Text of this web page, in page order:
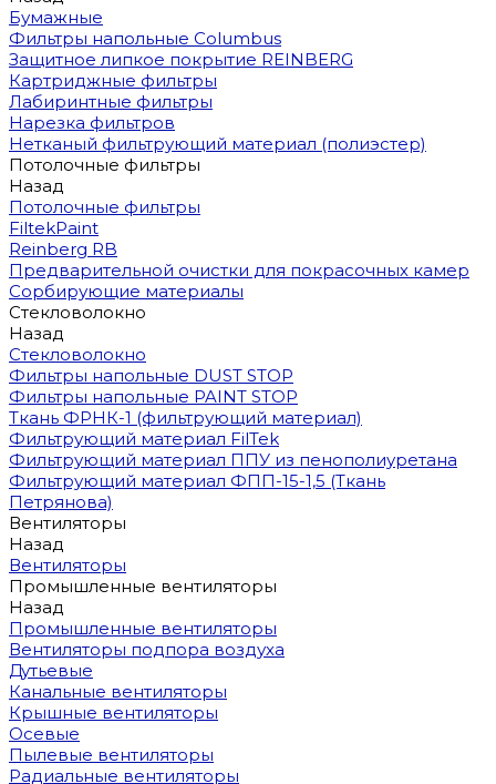
Бумажные
Фильтры напольные Columbus
Защитное липкое покрытие REINBERG
Картриджные фильтры
Лабиринтные фильтры
Нарезка фильтров
Нетканый фильтрующий материал (полиэстер)
Потолочные фильтры
Назад
Потолочные фильтры
FiltekPaint
Reinberg RB
Предварительной очистки для покрасочных камер
Сорбирующие материалы
Стекловолокно
Назад
Стекловолокно
Фильтры напольные DUST STOP
Фильтры напольные PAINT STOP
Ткань ФРНК-1 (фильтрующий материал)
Фильтрующий материал FilTek
Фильтрующий материал ППУ из пенополиуретана
Фильтрующий материал ФПП-15-1,5 (Ткань
Петрянова)
Вентиляторы
Назад
Вентиляторы
Промышленные вентиляторы
Назад
Промышленные вентиляторы
Вентиляторы подпора воздуха
Дутьевые
Канальные вентиляторы
Крышные вентиляторы
Осевые
Пылевые вентиляторы
Радиальные вентиляторы